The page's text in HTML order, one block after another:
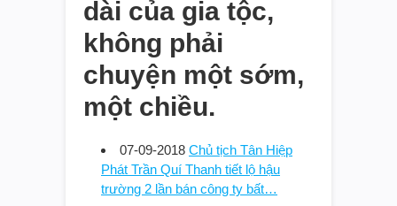
dài của gia tộc,
không phải
chuyện một sớm,
một chiều.
07-09-2018 Chủ tịch Tân Hiệp
Phát Trần Quí Thanh tiết lộ hậu
trường 2 lần bán công ty bất…